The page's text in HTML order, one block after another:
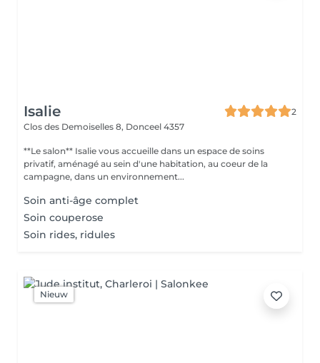
Isalie
2
Clos des Demoiselles 8, Donceel 4357
**Le salon** Isalie vous accueille dans un espace de soins
privatif, aménagé au sein d'une habitation, au coeur de la
campagne, dans un environnement...
Soin anti-âge complet
Soin couperose
Soin rides, ridules
Nieuw